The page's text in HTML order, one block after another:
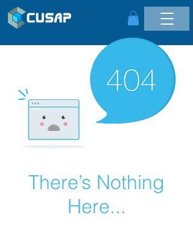
There’s Nothing
Here...